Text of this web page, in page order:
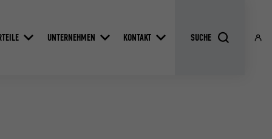
UNTERNEHMEN KONTAKT